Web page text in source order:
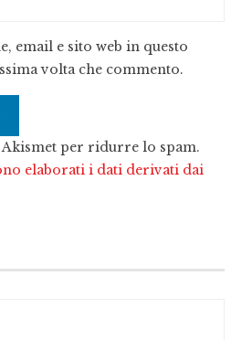
email e sito web in questo
volta che commento.
per ridurre lo spam.
elaborati i dati derivati dai